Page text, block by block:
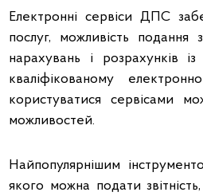
Електронні сервіси ДПС
послуг, можливість подання
нарахувань і розрахунків
кваліфікованому
користуватися сервісами
можливостей.
Найпопулярнішим
якого можна подати